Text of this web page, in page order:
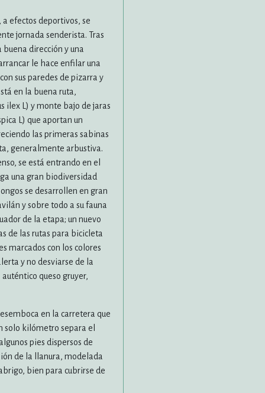
efectos deportivos, se
jornada senderista. Tras
dirección y una
le hace enfilar una
sus paredes de pizarra y
en la buena ruta,
ilex L) y monte bajo de jaras
L) que aportan un
las primeras sabinas
generalmente arbustiva.
se está entrando en el
una gran biodiversidad
se desarrollen en gran
y sobre todo a su fauna
de la etapa; un nuevo
de las rutas para bicicleta
marcados con los colores
y no desviarse de la
queso gruyer,
en la carretera que
solo kilómetro separa el
pies dispersos de
de la llanura, modelada
bien para cubrirse de